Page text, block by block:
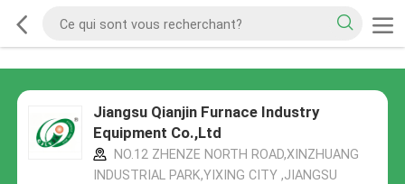
Jiangsu Qianjin Furnace Industry
Equipment Co.,Ltd
NO.12 ZHENZE NORTH ROAD,XINZHUANG
INDUSTRIAL PARK,YIXING CITY ,JIANGSU